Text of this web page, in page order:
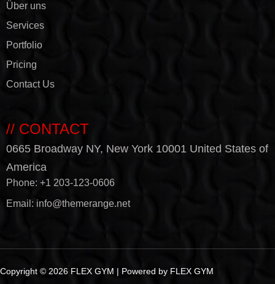
Über uns
Services
Portfolio
Pricing
Contact Us
// CONTACT
0665 Broadway NY, New York 10001 United States of
America
Phone: +1 203-123-0606
Email: info@themerange.net
Copyright © 2026 FLEX GYM | Powered by FLEX GYM